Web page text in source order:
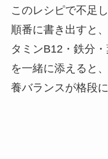
このレシピで不足
順番に書き出すと
タミンB12・鉄分
を一緒に添えると
養バランスが格段